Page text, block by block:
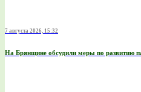
7 августа 2026, 15:32
На Брянщине обсудили меры по развитию